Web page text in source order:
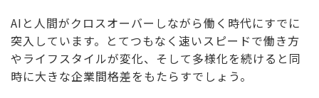
AIと人間がクロスオーバーしながら働く時代にすでに
突入しています。とてつもなく速いスピードで働き方
やライフスタイルが変化、そして多様化を続けると同
時に大きな企業間格差をもたらすでしょう。